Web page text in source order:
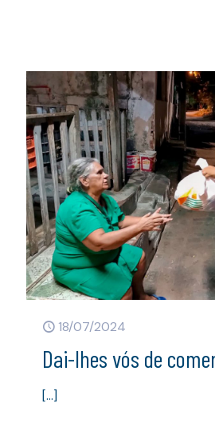
18/07/2024
Dai-lhes vós de
[…]